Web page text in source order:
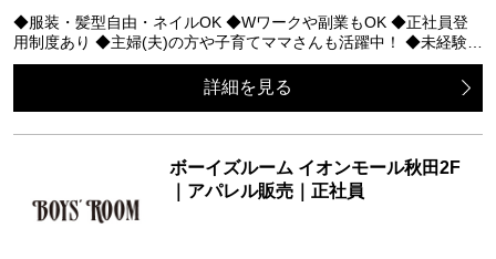
◆服装・髪型自由・ネイルOK ◆Wワークや副業もOK ◆正社員登
用制度あり ◆主婦(夫)の方や子育てママさんも活躍中！ ◆未経験…
詳細を見る
ボーイズルーム イオンモール秋田2F
｜アパレル販売｜正社員